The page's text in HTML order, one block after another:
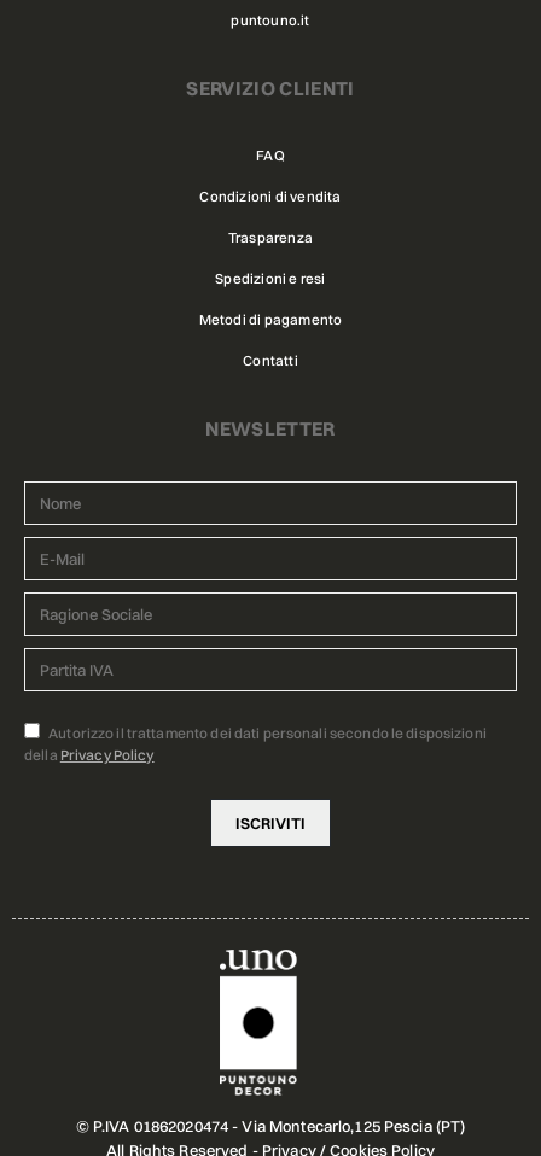
puntouno.it
SERVIZIO CLIENTI
FAQ
Condizioni di vendita
Trasparenza
Spedizioni e resi
Metodi di pagamento
Contatti
NEWSLETTER
Autorizzo il trattamento dei dati personali secondo le disposizioni
della Privacy Policy
© P.IVA 01862020474 - Via Montecarlo,125 Pescia (PT)
All Rights Reserved - Privacy/Cookies Policy